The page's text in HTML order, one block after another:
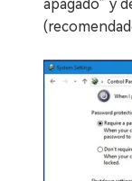
apagado” y